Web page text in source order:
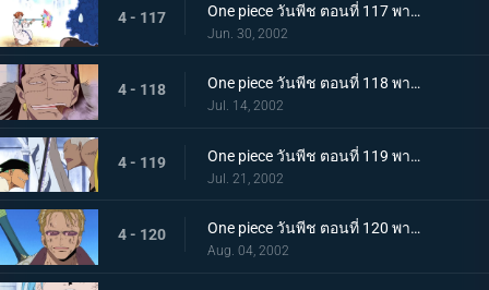
4 - 117 One piece วันพีช ตอนที่ 117 พากย์ไทย ระวังลมหมุนของนามิให้ดี..ระเบิดกระบองคุริมะ
Jun. 30, 2002
4 - 118 One piece วันพีช ตอนที่ 118 พากย์ไทย ความลับที่สืบทอดกันมาในหมู่ราชา อาวุธโบราณ "พูลตัน"
Jul. 14, 2002
4 - 119 One piece วันพีช ตอนที่ 119 พากย์ไทย ความลับของความจริง..ลมหายใจของสรรพสิ่งและพลังที่ตัดเหล็ก
Jul. 21, 2002
4 - 120 One piece วันพีช ตอนที่ 120 พากย์ไทย การต่อสู้สิ้นสุดลง โคซ่ายอมยกธงขาว!
Aug. 04, 2002